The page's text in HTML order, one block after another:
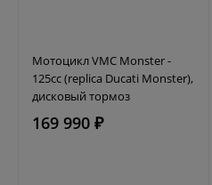
Мотоцикл VMC Monster -
125сс (replica Ducati Monster),
дисковый тормоз
169 990 ₽